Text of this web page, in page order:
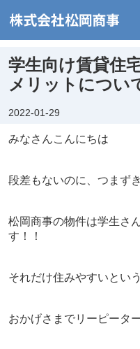
学生向け賃貸住
メリットについ
2022-01-29
みなさんこんにちは
段差もないのに、つまず
松岡商事の物件は学生さ
す！！
それだけ住みやすいとい
おかげさまでリーピータ